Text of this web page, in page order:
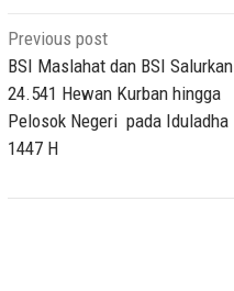
Post
navigation
Previous post
BSI Maslahat dan BSI Salurkan
24.541 Hewan Kurban hingga
Pelosok Negeri pada Iduladha
1447 H